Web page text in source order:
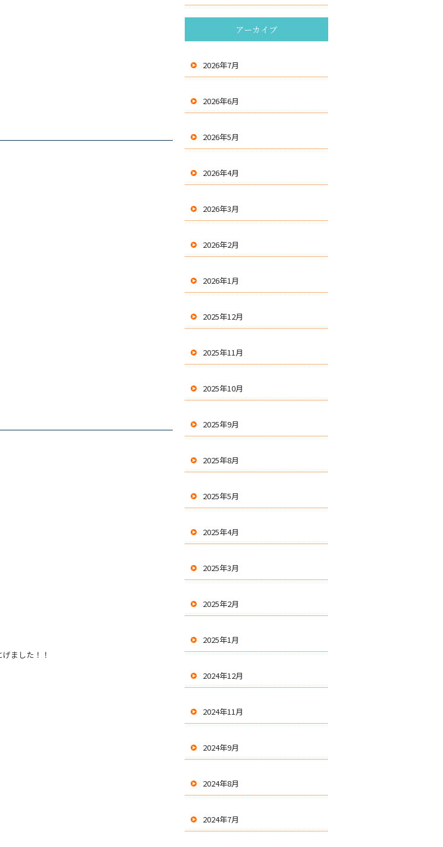
ました！！
アーカイブ
2026年7月
2026年6月
2026年5月
2026年4月
2026年3月
2026年2月
2026年1月
2025年12月
2025年11月
2025年10月
2025年9月
2025年8月
2025年5月
2025年4月
2025年3月
2025年2月
2025年1月
2024年12月
2024年11月
2024年9月
2024年8月
2024年7月